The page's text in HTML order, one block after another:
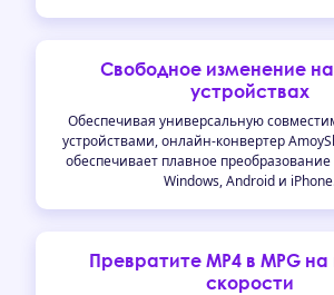
Свободное изменение
устройствах
Обеспечивая универсальную
устройствами, онлайн-конвертер
обеспечивает плавное
Windows, Android и
Превратите MP4 в MPG
скорости